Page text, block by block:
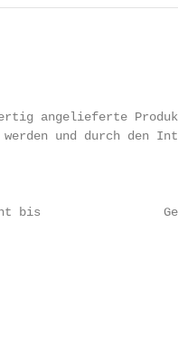
angelieferte
und durch den
bis